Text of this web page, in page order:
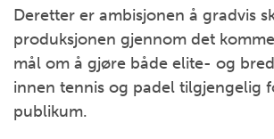
Deretter er ambisjonen å gradvis
produksjonen gjennom det
mål om å gjøre både elite- og
innen tennis og padel tilgjengelig
publikum.